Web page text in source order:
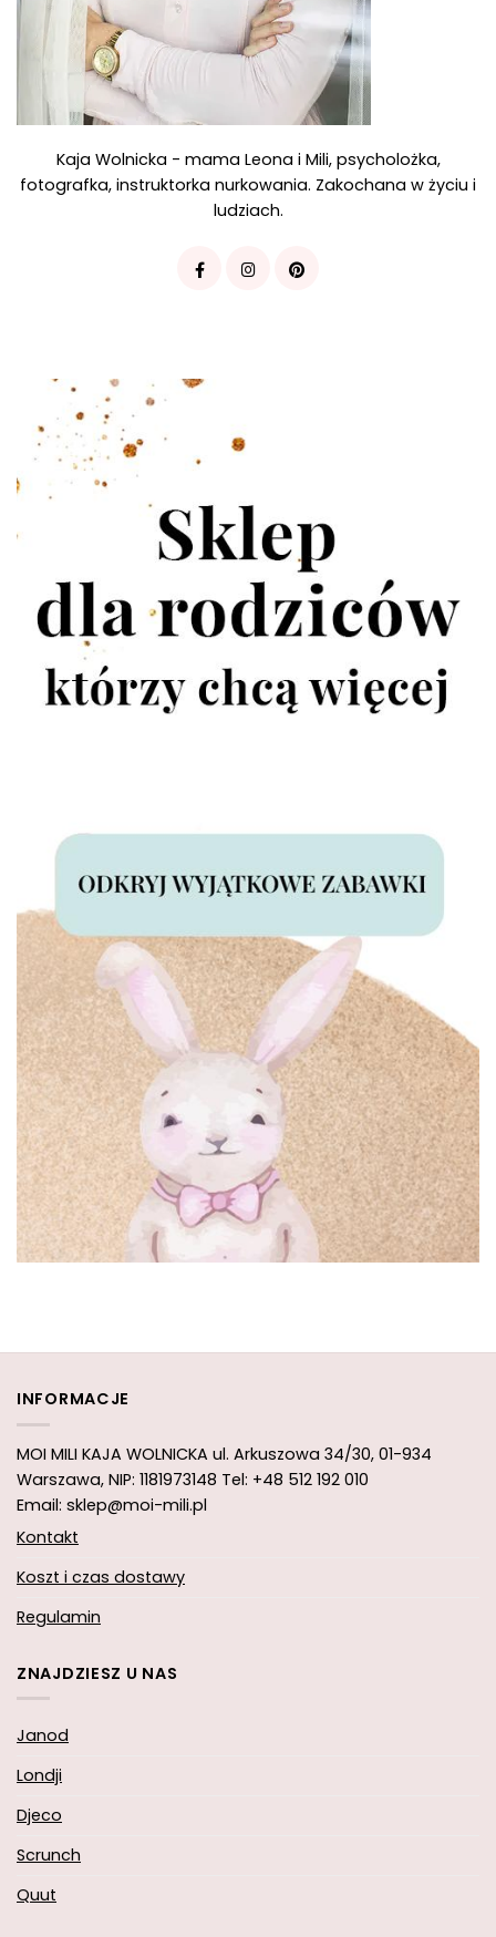
Kaja Wolnicka - mama Leona i Mili, psycholożka,
fotografka, instruktorka nurkowania. Zakochana w życiu i
ludziach.
INFORMACJE
MOI MILI KAJA WOLNICKA ul. Arkuszowa 34/30, 01-934
Warszawa, NIP: 1181973148 Tel: +48 512 192 010
Email: sklep@moi-mili.pl
Kontakt
Koszt i czas dostawy
Regulamin
ZNAJDZIESZ U NAS
Janod
Londji
Djeco
Scrunch
Quut